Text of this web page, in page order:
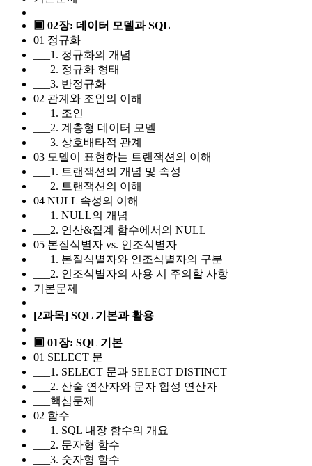
▣ 02장: 데이터 모델과 SQL
01 정규화
___1. 정규화의 개념
___2. 정규화 형태
___3. 반정규화
02 관계와 조인의 이해
___1. 조인
___2. 계층형 데이터 모델
___3. 상호배타적 관계
03 모델이 표현하는 트랜잭션의 이해
___1. 트랜잭션의 개념 및 속성
___2. 트랜잭션의 이해
04 NULL 속성의 이해
___1. NULL의 개념
___2. 연산&집계 함수에서의 NULL
05 본질식별자 vs. 인조식별자
___1. 본질식별자와 인조식별자의 구분
___2. 인조식별자의 사용 시 주의할 사항
기본문제
[2과목] SQL 기본과 활용
▣ 01장: SQL 기본
01 SELECT 문
___1. SELECT 문과 SELECT DISTINCT
___2. 산술 연산자와 문자 합성 연산자
___핵심문제
02 함수
___1. SQL 내장 함수의 개요
___2. 문자형 함수
___3. 숫자형 함수